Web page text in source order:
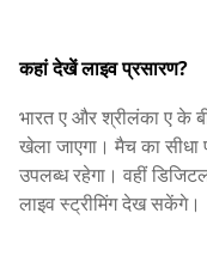
कहां देखें लाइव प्रसारण?
भारत ए और श्रीलंका ए के
खेला जाएगा। मैच का सीधा
उपलब्ध रहेगा। वहीं
लाइव स्ट्रीमिंग देख सकेंगे।